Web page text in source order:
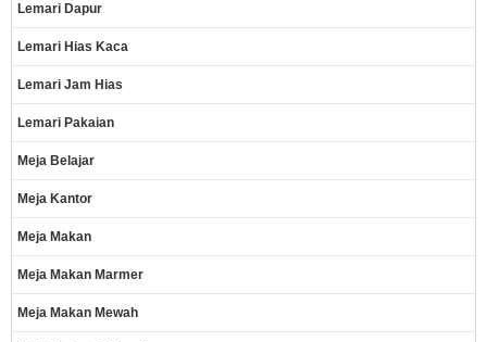
Lemari Dapur
Lemari Hias Kaca
Lemari Jam Hias
Lemari Pakaian
Meja Belajar
Meja Kantor
Meja Makan
Meja Makan Marmer
Meja Makan Mewah